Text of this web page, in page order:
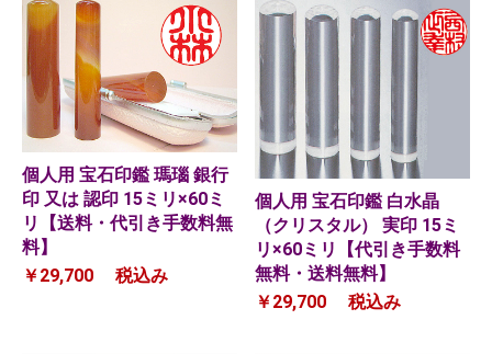
個人用 宝石印鑑 瑪瑙 銀行
印 又は 認印 15ミリ×60ミ
リ【送料・代引き手数料無
料】
￥29,700
税込み
個人用 宝石印鑑 白水晶
（クリスタル） 実印 15ミ
リ×60ミリ【代引き手数料
無料・送料無料】
￥29,700
税込み